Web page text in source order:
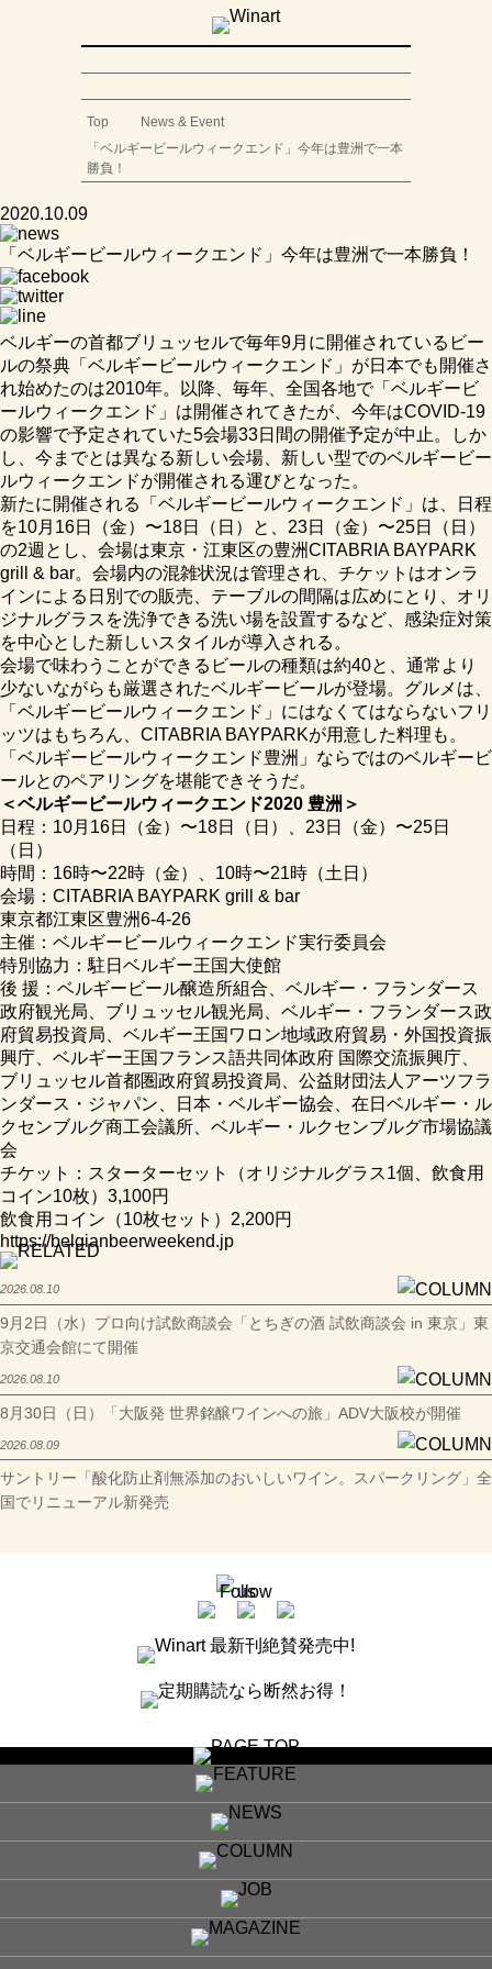
Top
News & Event
「ベルギービールウィークエンド」今年は豊洲で一本
勝負！
2020.10.09
「ベルギービールウィークエンド」今年は豊洲で一本勝負！
ベルギーの首都ブリュッセルで毎年9月に開催されているビー
ルの祭典「ベルギービールウィークエンド」が日本でも開催さ
れ始めたのは2010年。以降、毎年、全国各地で「ベルギービ
ールウィークエンド」は開催されてきたが、今年はCOVID-19
の影響で予定されていた5会場33日間の開催予定が中止。しか
し、今までとは異なる新しい会場、新しい型でのベルギービー
ルウィークエンドが開催される運びとなった。
新たに開催される「ベルギービールウィークエンド」は、日程
を10月16日（金）〜18日（日）と、23日（金）〜25日（日）
の2週とし、会場は東京・江東区の豊洲CITABRIA BAYPARK
grill & bar。会場内の混雑状況は管理され、チケットはオンラ
インによる日別での販売、テーブルの間隔は広めにとり、オリ
ジナルグラスを洗浄できる洗い場を設置するなど、感染症対策
を中心とした新しいスタイルが導入される。
会場で味わうことができるビールの種類は約40と、通常より
少ないながらも厳選されたベルギービールが登場。グルメは、
「ベルギービールウィークエンド」にはなくてはならないフリ
ッツはもちろん、CITABRIA BAYPARKが用意した料理も。
「ベルギービールウィークエンド豊洲」ならではのベルギービ
ールとのペアリングを堪能できそうだ。
＜ベルギービールウィークエンド2020 豊洲＞
日程：10月16日（金）〜18日（日）、23日（金）〜25日
（日）
時間：16時〜22時（金）、10時〜21時（土日）
会場：CITABRIA BAYPARK grill & bar
東京都江東区豊洲6-4-26
主催：ベルギービールウィークエンド実行委員会
特別協力：駐日ベルギー王国大使館
後 援：ベルギービール醸造所組合、ベルギー・フランダース
政府観光局、ブリュッセル観光局、ベルギー・フランダース政
府貿易投資局、ベルギー王国ワロン地域政府貿易・外国投資振
興庁、ベルギー王国フランス語共同体政府 国際交流振興庁、
ブリュッセル首都圏政府貿易投資局、公益財団法人アーツフラ
ンダース・ジャパン、日本・ベルギー協会、在日ベルギー・ル
クセンブルグ商工会議所、ベルギー・ルクセンブルグ市場協議
会
チケット：スターターセット（オリジナルグラス1個、飲食用
コイン10枚）3,100円
飲食用コイン（10枚セット）2,200円
https://belgianbeerweekend.jp
2026.08.10
9月2日（水）プロ向け試飲商談会「とちぎの酒 試飲商談会 in 東京」東
京交通会館にて開催
2026.08.10
8月30日（日）「大阪発 世界銘醸ワインへの旅」ADV大阪校が開催
2026.08.09
サントリー「酸化防止剤無添加のおいしいワイン。スパークリング」全
国でリニューアル新発売